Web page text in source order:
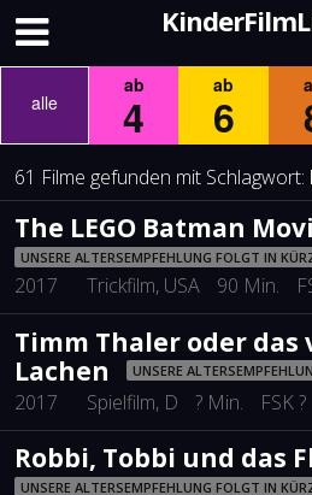
alle
ab
4
ab
6
61 Filme gefunden mit Schlagwort:
The LEGO Batman
UNSERE ALTERSEMPFEHLUNG FOLGT IN
2017 Trickfilm, USA 90 Min.
Timm Thaler oder
Lachen
UNSERE
2017 Spielfilm, D ? Min. FSK ?
Robbi, Tobbi und das
UNSERE ALTERSEMPFEHLUNG FOLGT IN